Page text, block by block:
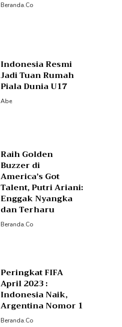
Beranda.co
Indonesia Resmi
Jadi Tuan Rumah
Piala Dunia U17
Abe
Raih Golden
Buzzer di
America’s Got
Talent, Putri Ariani:
Enggak Nyangka
dan Terharu
Beranda.co
Peringkat FIFA
April 2023 :
Indonesia Naik,
Argentina Nomor 1
Beranda.co